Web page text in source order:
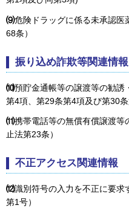
⑼危険ドラッグに係る未承認医
68条）
振り込め詐欺等関連情報
⑽預貯金通帳等の譲渡等の勧誘
第4項、第29条第4項及び第30条
⑾携帯電話等の無償有償譲渡等
止法第23条）
不正アクセス関連情報
⑿識別符号の入力を不正に要求
第1号）